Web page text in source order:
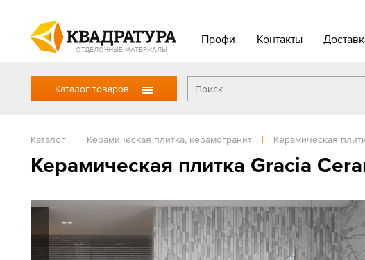
ОТДЕЛОЧНЫЕ МАТЕРИАЛЫ
Профи Контакты
Каталог товаров
Каталог | Керамическая плитка, керамогранит | Керамическая
Керамическая плитка Gracia